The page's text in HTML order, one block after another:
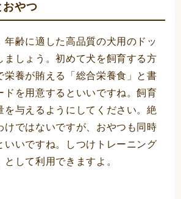
おやつ
年齢に適した高品質の犬用のドッ
ましょう。初めて犬を飼育する方
栄養が賄える「総合栄養食」と書
ドを用意するといいですね。飼育
を与えるようにしてください。絶
けではないですが、おやつも同時
いいですね。しつけトレーニング
して利用できますよ。